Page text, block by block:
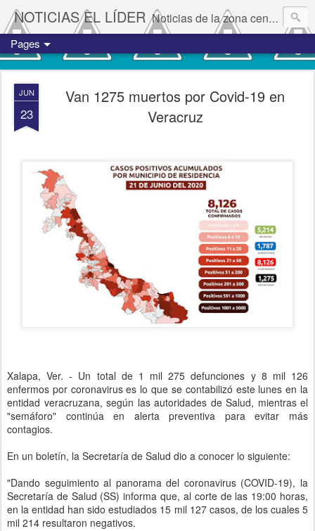
NOTICIAS EL LÍDER Noticias de la zona centro del estado de Veracruz.
Pages
JUN
23
Van 1275 muertos por Covid-19 en
Veracruz
Xalapa, Ver. - Un total de 1 mil 275 defunciones y 8 mil 126
enfermos por coronavirus es lo que se contabilizó este lunes en la
entidad veracruzana, según las autoridades de Salud, mientras el
"semáforo" continúa en alerta preventiva para evitar más
contagios.
En un boletín, la Secretaría de Salud dio a conocer lo siguiente:
"Dando seguimiento al panorama del coronavirus (COVID-19), la
Secretaría de Salud (SS) informa que, al corte de las 19:00 horas,
en la entidad han sido estudiados 15 mil 127 casos, de los cuales 5
mil 214 resultaron negativos.